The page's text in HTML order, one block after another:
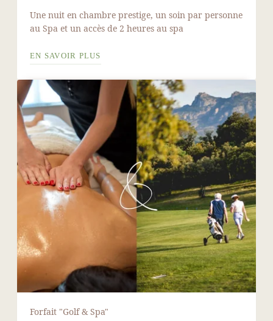
Une nuit en chambre prestige, un soin par personne
au Spa et un accès de 2 heures au spa
EN SAVOIR PLUS
Forfait "Golf & Spa"